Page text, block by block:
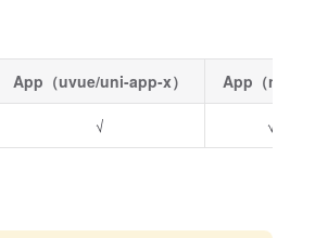
App（uvue/uni-app-x） App（nvue
√ √